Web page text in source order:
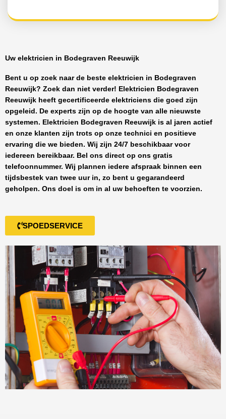
Uw elektricien in Bodegraven Reeuwijk
Bent u op zoek naar de beste elektricien in Bodegraven
Reeuwijk? Zoek dan niet verder! Elektricien Bodegraven
Reeuwijk heeft gecertificeerde elektriciens die goed zijn
opgeleid. De experts zijn op de hoogte van alle nieuwste
systemen. Elektricien Bodegraven Reeuwijk is al jaren actief
en onze klanten zijn trots op onze technici en positieve
ervaring die we bieden. Wij zijn 24/7 beschikbaar voor
iedereen bereikbaar. Bel ons direct op ons gratis
telefoonnummer. Wij plannen iedere afspraak binnen een
tijdsbestek van twee uur in, zo bent u gegarandeerd
geholpen. Ons doel is om in al uw behoeften te voorzien.
SPOEDSERVICE